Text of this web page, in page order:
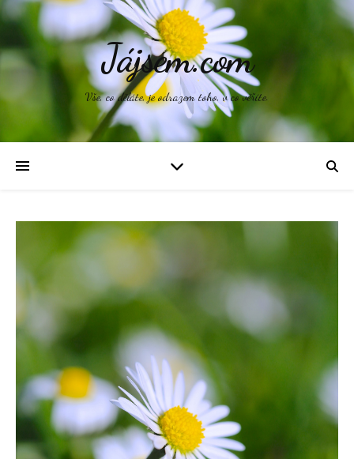
Jájsem.com
Vše, co děláte, je odrazem toho, v co věříte.